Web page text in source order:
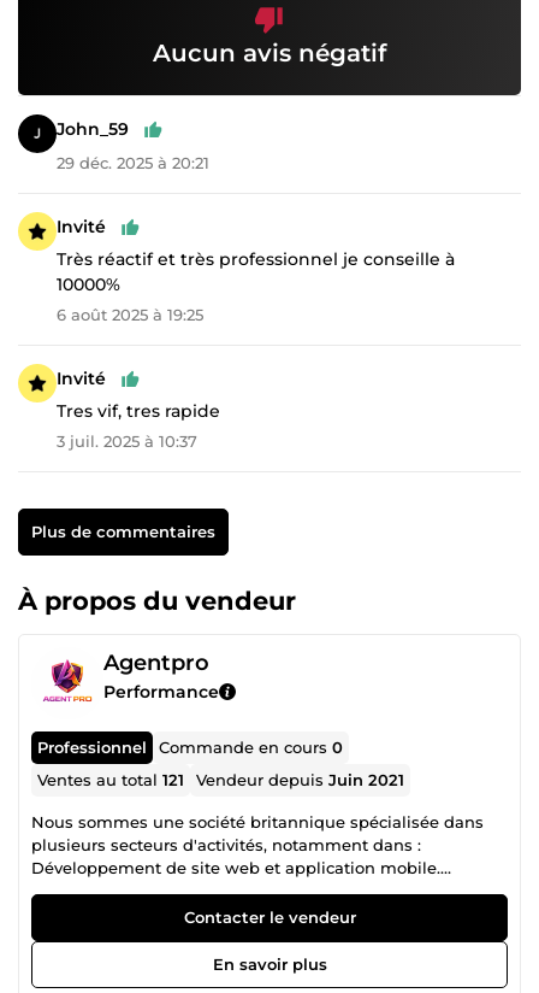
Aucun avis négatif
John_59
29 déc. 2025 à 20:21
Invité
Très réactif et très professionnel je conseille à
10000%
6 août 2025 à 19:25
Invité
Tres vif, tres rapide
3 juil. 2025 à 10:37
Plus de commentaires
À propos du vendeur
Agentpro
Performance
Professionnel Commande en cours0
Ventes au total121 Vendeur depuisJuin 2021
Nous sommes une société britannique spécialisée dans
plusieurs secteurs d'activités, notamment dans :
Développement de site web et application mobile.
Référencement google Ads et facebook Ads
Contacter le vendeur
En savoir plus